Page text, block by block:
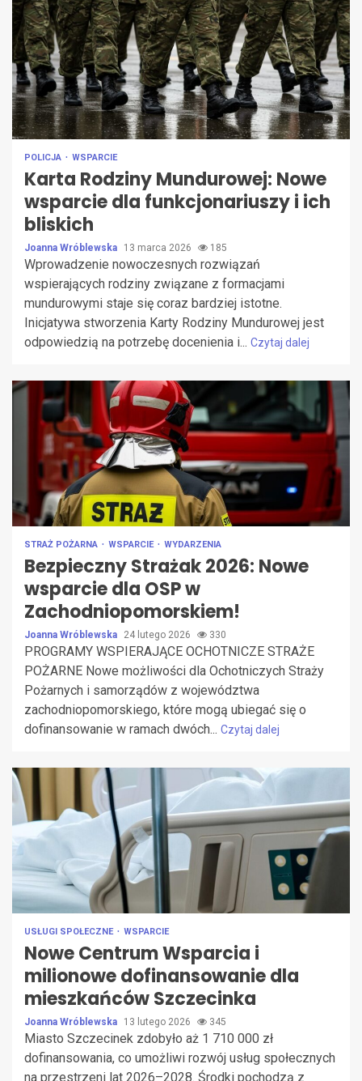
POLICJA WSPARCIE
Karta Rodziny Mundurowej: Nowe
wsparcie dla funkcjonariuszy i ich
bliskich
Joanna Wróblewska 13 marca 2026 185
Wprowadzenie nowoczesnych rozwiązań
wspierających rodziny związane z formacjami
mundurowymi staje się coraz bardziej istotne.
Inicjatywa stworzenia Karty Rodziny Mundurowej jest
odpowiedzią na potrzebę docenienia i... Czytaj dalej
STRAŻ POŻARNA WSPARCIE WYDARZENIA
Bezpieczny Strażak 2026: Nowe
wsparcie dla OSP w
Zachodniopomorskiem!
Joanna Wróblewska 24 lutego 2026 330
PROGRAMY WSPIERAJĄCE OCHOTNICZE STRAŻE
POŻARNE Nowe możliwości dla Ochotniczych Straży
Pożarnych i samorządów z województwa
zachodniopomorskiego, które mogą ubiegać się o
dofinansowanie w ramach dwóch... Czytaj dalej
USŁUGI SPOŁECZNE WSPARCIE
Nowe Centrum Wsparcia i
milionowe dofinansowanie dla
mieszkańców Szczecinka
Joanna Wróblewska 13 lutego 2026 345
Miasto Szczecinek zdobyło aż 1 710 000 zł
dofinansowania, co umożliwi rozwój usług społecznych
na przestrzeni lat 2026–2028. Środki pochodzą z